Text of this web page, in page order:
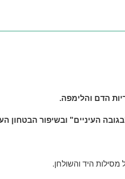
הדם והלימפה.
העיניים" ובשיפור הבטחון
מסילות היד והשולחן.